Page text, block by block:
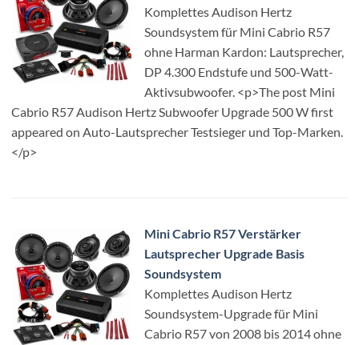
Komplettes Audison Hertz
Soundsystem für Mini Cabrio R57
ohne Harman Kardon: Lautsprecher,
DP 4.300 Endstufe und 500-Watt-
Aktivsubwoofer. <p>The post Mini
Cabrio R57 Audison Hertz Subwoofer Upgrade 500 W first
appeared on Auto-Lautsprecher Testsieger und Top-Marken.
</p>
Mini Cabrio R57 Verstärker
Lautsprecher Upgrade Basis
Soundsystem
Komplettes Audison Hertz
Soundsystem-Upgrade für Mini
Cabrio R57 von 2008 bis 2014 ohne